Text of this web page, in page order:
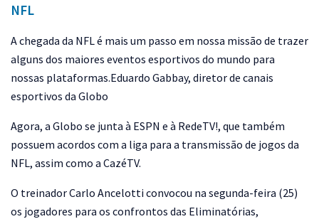
NFL
A chegada da NFL é mais um passo em nossa missão de trazer
alguns dos maiores eventos esportivos do mundo para
nossas plataformas.Eduardo Gabbay, diretor de canais
esportivos da Globo
Agora, a Globo se junta à ESPN e à RedeTV!, que também
possuem acordos com a liga para a transmissão de jogos da
NFL, assim como a CazéTV.
O treinador Carlo Ancelotti convocou na segunda-feira (25)
os jogadores para os confrontos das Eliminatórias,